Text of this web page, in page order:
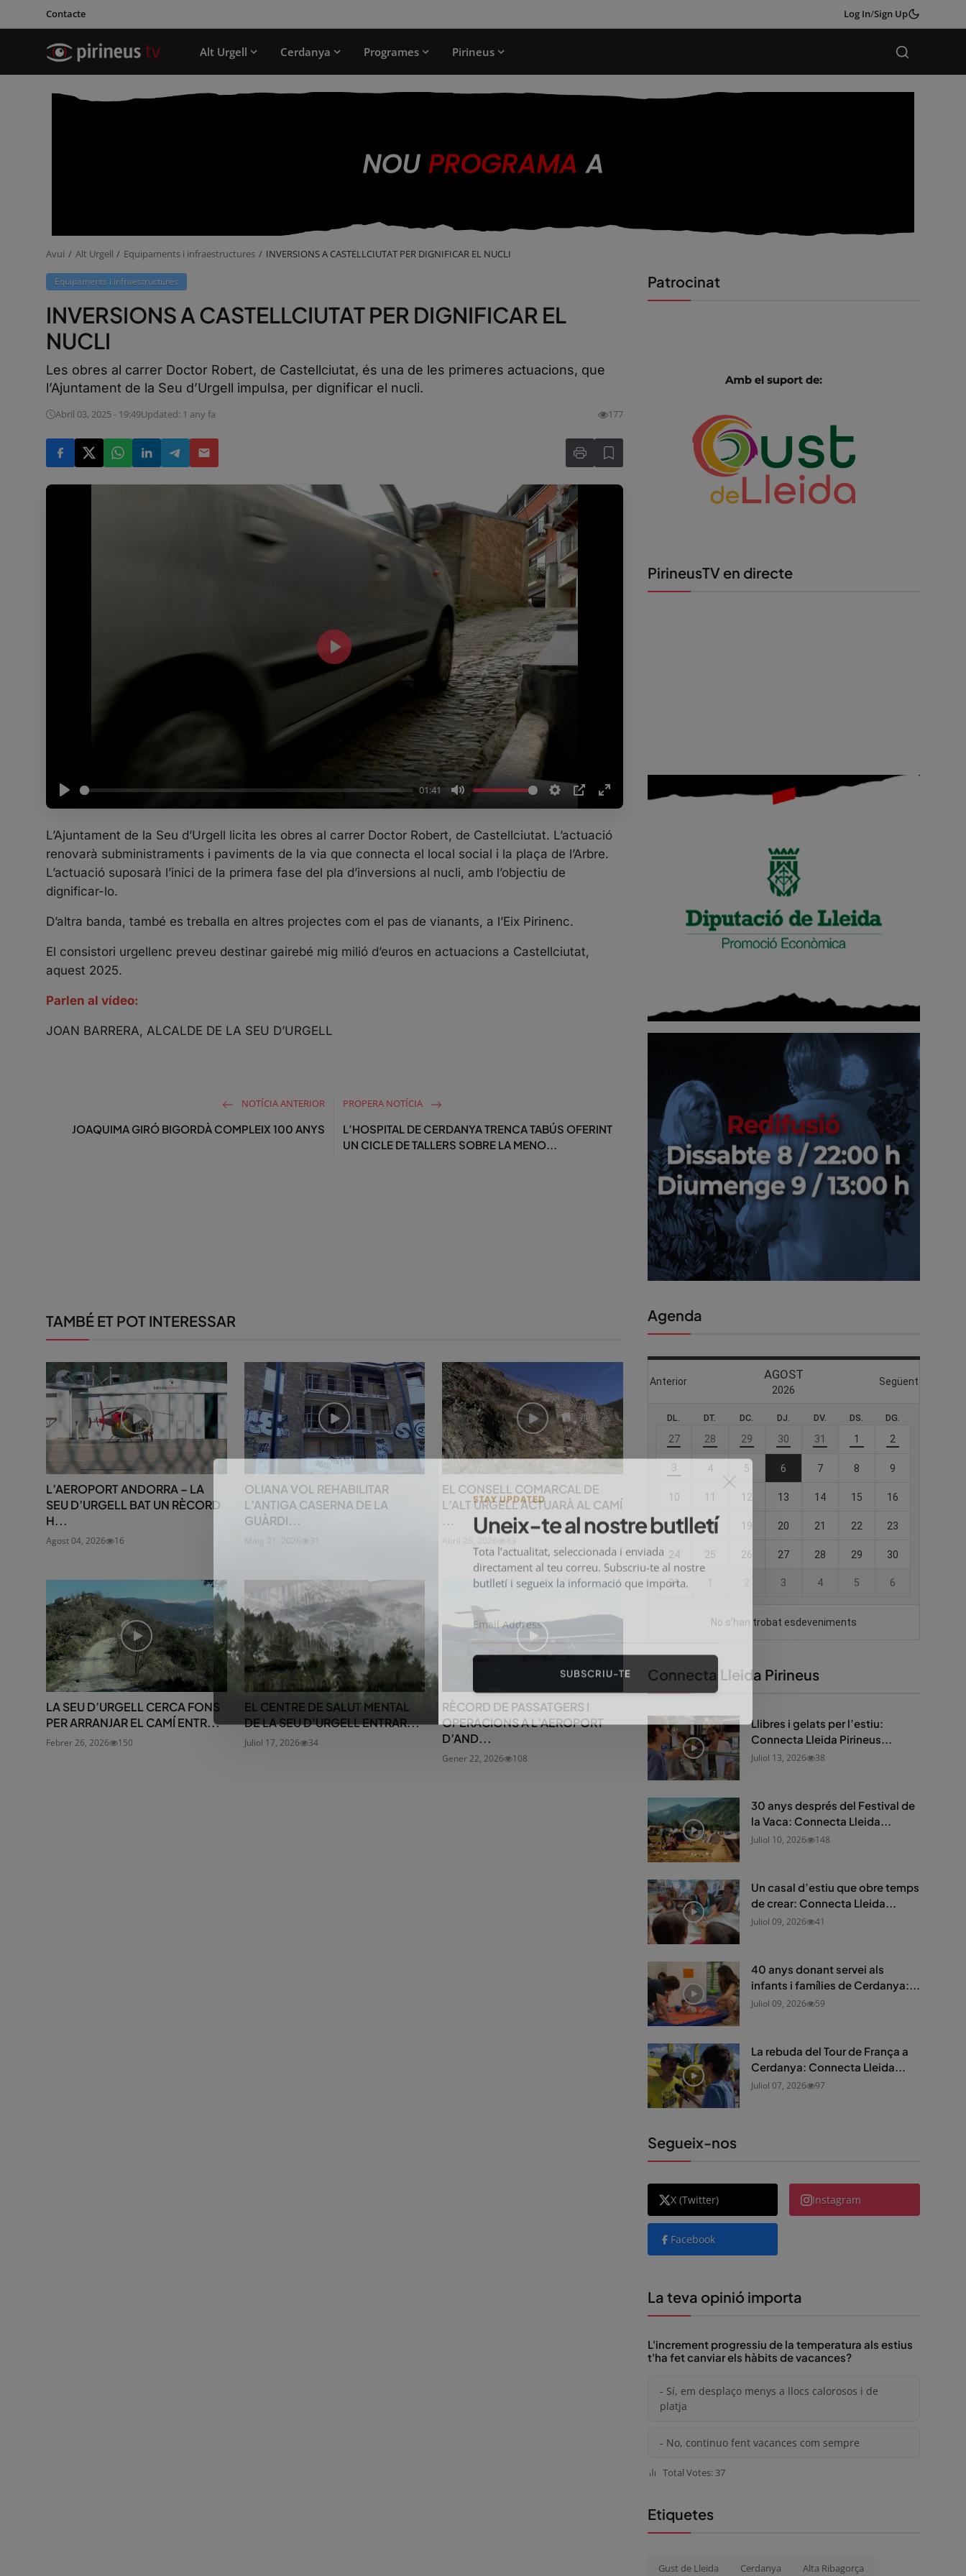
Contacte Log In/Sign Up
Alt Urgell Cerdanya Programes Pirineus
Avui Alt Urgell Equipaments i infraestructures INVERSIONS A CASTELLCIUTAT PER DIGNIFICAR EL NUCLI
Equipaments i infraestructures
INVERSIONS A CASTELLCIUTAT PER DIGNIFICAR EL
NUCLI
Les obres al carrer Doctor Robert, de Castellciutat, és una de les primeres actuacions, que
l’Ajuntament de la Seu d’Urgell impulsa, per dignificar el nucli.
Abril 03, 2025 - 19:49Updated: 1 any fa 177
P
a
y
01:41
M
t
e
S
t
t
i
P
P
E
t
e
P
a
y
L’Ajuntament de la Seu d’Urgell licita les obres al carrer Doctor Robert, de Castellciutat. L’actuació
renovarà subministraments i paviments de la via que connecta el local social i la plaça de l’Arbre.
L’actuació suposarà l’inici de la primera fase del pla d’inversions al nucli, amb l’objectiu de
dignificar-lo.
D’altra banda, també es treballa en altres projectes com el pas de vianants, a l’Eix Pirinenc.
El consistori urgellenc preveu destinar gairebé mig milió d’euros en actuacions a Castellciutat,
aquest 2025.
Parlen al vídeo:
JOAN BARRERA, ALCALDE DE LA SEU D’URGELL
NOTÍCIA ANTERIOR
JOAQUIMA GIRÓ BIGORDÀ COMPLEIX 100 ANYS
PROPERA NOTÍCIA
L’HOSPITAL DE CERDANYA TRENCA TABÚS OFERINT
UN CICLE DE TALLERS SOBRE LA MENO...
TAMBÉ ET POT INTERESSAR
L’AEROPORT ANDORRA – LA
SEU D’URGELL BAT UN RÈCORD
H...
Agost 04, 2026 16
OLIANA VOL REHABILITAR
L’ANTIGA CASERNA DE LA
GUÀRDI...
Maig 21, 2026 31
EL CONSELL COMARCAL DE
L’ALT URGELL ACTUARÀ AL CAMÍ
...
Abril 28, 2026
LA SEU D’URGELL CERCA FONS
PER ARRANJAR EL CAMÍ ENTR...
Febrer 26, 2026 150
EL CENTRE DE SALUT MENTAL
DE LA SEU D’URGELL ENTRAR...
Juliol 17, 2026 34
RÈCORD DE PASSATGERS I
OPERACIONS A L’AEROPORT
D’AND...
Gener 22, 2026 108
Patrocinat
PirineusTV en directe
Agenda
Connecta Lleida Pirineus
Llibres i gelats per l’estiu:
Connecta Lleida Pirineus...
Juliol 13, 2026 38
30 anys després del Festival de
la Vaca: Connecta Lleida...
Juliol 10, 2026 148
Un casal d’estiu que obre temps
de crear: Connecta Lleida...
Juliol 09, 2026 41
40 anys donant servei als
infants i famílies de Cerdanya:...
Juliol 09, 2026 59
La rebuda del Tour de França a
Cerdanya: Connecta Lleida...
Juliol 07, 2026 97
Segueix-nos
X (Twitter) Instagram
Facebook
La teva opinió importa
L'increment progressiu de la temperatura als estius
t'ha fet canviar els hàbits de vacances?
- Sí, em desplaço menys a llocs calorosos i de
platja
- No, continuo fent vacances com sempre
Total Votes: 37
Etiquetes
Gust de Lleida Cerdanya Alta Ribagorça
STAY UPDATED
Uneix-te al nostre butlletí
Tota l’actualitat, seleccionada i enviada
directament al teu correu. Subscriu-te al nostre
SUBSCRIU-TE